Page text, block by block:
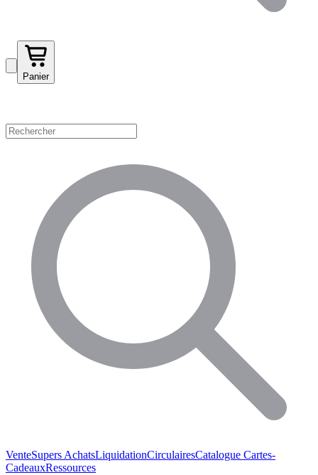
Panier
VenteSupers AchatsLiquidationCirculairesCatalogue Cartes-
CadeauxRessources